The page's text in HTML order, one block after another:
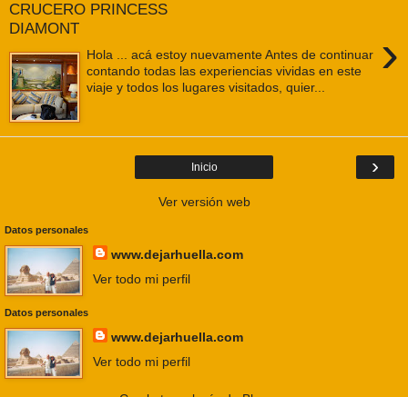
CRUCERO PRINCESS
DIAMONT
›
Hola ... acá estoy nuevamente Antes de continuar
contando todas las experiencias vividas en este
viaje y todos los lugares visitados, quier...
›
Inicio
Ver versión web
Datos personales
www.dejarhuella.com
Ver todo mi perfil
Datos personales
www.dejarhuella.com
Ver todo mi perfil